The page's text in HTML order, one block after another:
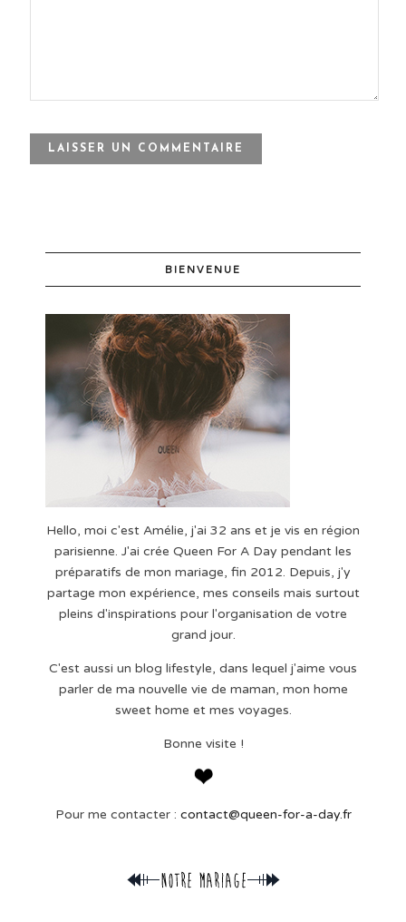
BIENVENUE
Hello, moi c'est Amélie, j'ai 32 ans et je vis en région
parisienne. J'ai crée Queen For A Day pendant les
préparatifs de mon mariage, fin 2012. Depuis, j'y
partage mon expérience, mes conseils mais surtout
pleins d'inspirations pour l'organisation de votre
grand jour.
C'est aussi un blog lifestyle, dans lequel j'aime vous
parler de ma nouvelle vie de maman, mon home
sweet home et mes voyages.
Bonne visite !
Pour me contacter : contact@queen-for-a-day.fr